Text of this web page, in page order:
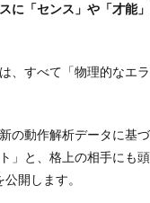
に「センス」や「才能
、すべて「物理的なエ
の動作解析データに基
」と、格上の相手にも
開します。